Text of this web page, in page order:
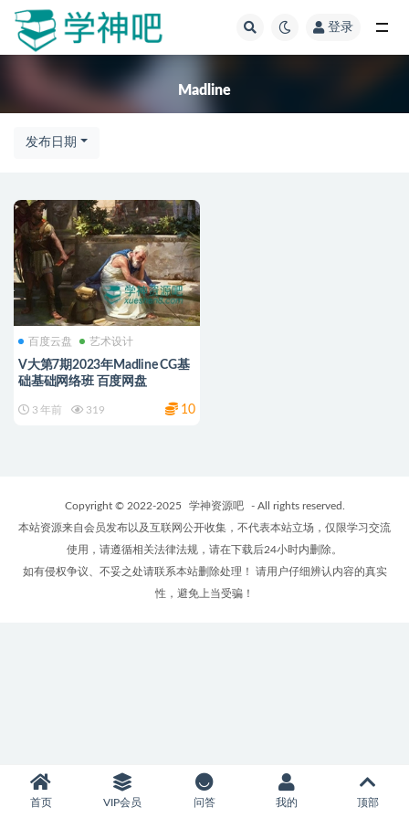
登录
Madline
发布日期
百度云盘 艺术设计
V大第7期2023年Madline CG基
础基础网络班 百度网盘
3 年前 319 10
Copyright © 2022-2025 学神资源吧
- All rights reserved.
本站资源来自会员发布以及互联网公开收集，不代表本站立场，仅限学习交流
使用，请遵循相关法律法规，请在下载后24小时内删除。
如有侵权争议、不妥之处请联系本站删除处理！ 请用户仔细辨认内容的真实
性，避免上当受骗！
首页 VIP会员 问答 我的 顶部